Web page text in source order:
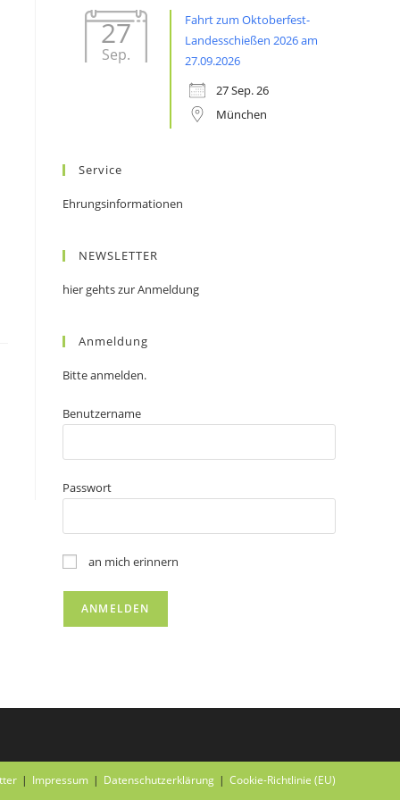
27
Sep.
Fahrt zum Oktoberfest-
Landesschießen 2026 am
27.09.2026
27 Sep. 26
München
Service
Ehrungsinformationen
NEWSLETTER
hier gehts zur Anmeldung
Anmeldung
Bitte anmelden.
Benutzername
Passwort
an mich erinnern
Impressum Datenschutzerklärung Cookie-Richtlinie (EU)